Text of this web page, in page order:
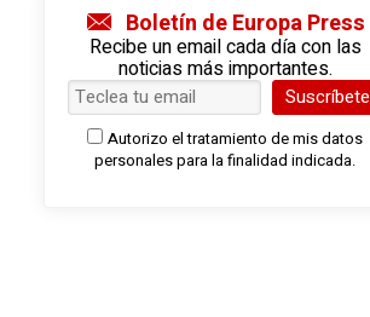
Boletín de Europa Press
Recibe un email cada día con las
noticias más importantes.
Suscríbete
Autorizo el tratamiento de mis datos
personales para la finalidad indicada.